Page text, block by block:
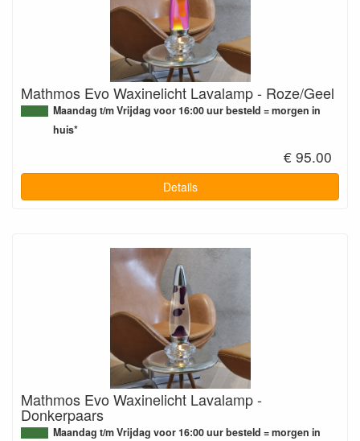
Mathmos Evo Waxinelicht Lavalamp - Roze/Geel
Maandag t/m Vrijdag voor 16:00 uur besteld = morgen in
huis*
€ 95.00
Details
Mathmos Evo Waxinelicht Lavalamp -
Donkerpaars
Maandag t/m Vrijdag voor 16:00 uur besteld = morgen in